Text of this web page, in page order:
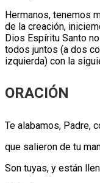
Hermanos, tenemos
de la creación,
Dios Espíritu Santo
todos juntos (a dos
izquierda) con la
ORACIÓN
Te alabamos, Padre,
que salieron de tu
Son tuyas, y están